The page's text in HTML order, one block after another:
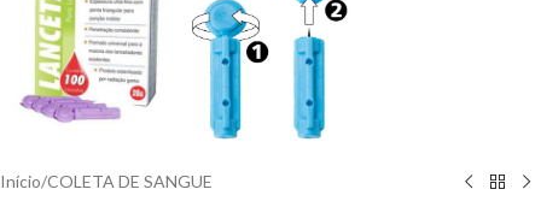
Início/COLETA DE SANGUE